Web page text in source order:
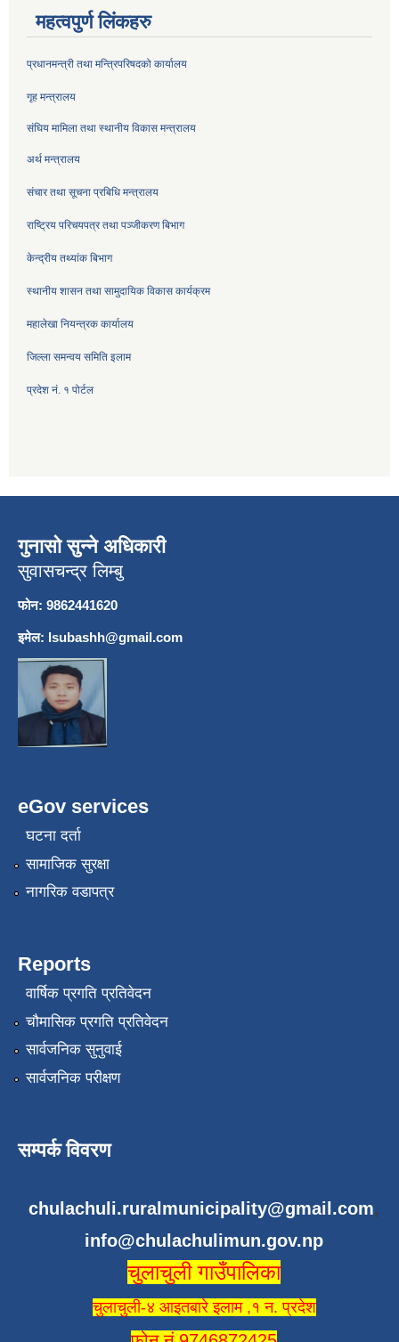
महत्वपुर्ण लिंकहरु
प्रधानमन्त्री तथा मन्त्रिपरिषदको कार्यालय
गृह मन्त्रालय
संघिय मामिला तथा स्थानीय विकास मन्त्रालय
अर्थ मन्त्रालय
संचार तथा सूचना प्रबिधि मन्त्रालय
राष्ट्रिय परिचयपत्र तथा पञ्जीकरण बिभाग
केन्द्रीय तथ्यांक बिभाग
स्थानीय शासन तथा सामुदायिक विकास कार्यक्रम
महालेखा नियन्त्रक कार्यालय
जिल्ला समन्वय समिति इलाम
प्रदेश नं. १ पोर्टल
गुनासो सुन्ने अधिकारी
सुवासचन्द्र लिम्बु
फोन: 9862441620
इमेल: lsubashh@gmail.com
eGov services
घटना दर्ता
सामाजिक सुरक्षा
नागरिक वडापत्र
Reports
वार्षिक प्रगति प्रतिवेदन
चौमासिक प्रगति प्रतिवेदन
सार्वजनिक सुनुवाई
सार्वजनिक परीक्षण
सम्पर्क विवरण
chulachuli.ruralmunicipality@gmail.com,
info@chulachulimun.gov.np
चुलाचुली गाउँपालिका
चुलाचुली-४ आइतबारे इलाम ,१ न. प्रदेश